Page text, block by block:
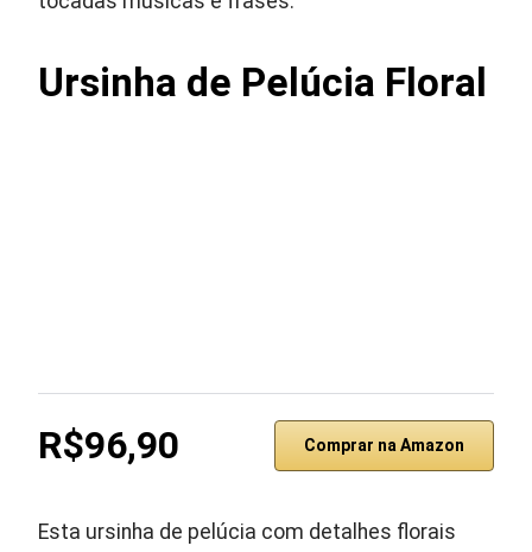
Ursinha de Pelúcia Floral
R$96,90 Comprar na Amazon
Esta ursinha de pelúcia com detalhes florais